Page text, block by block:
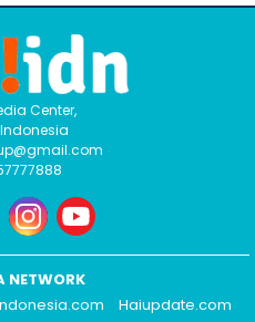
Center,
NETWORK
Haiupdate.com